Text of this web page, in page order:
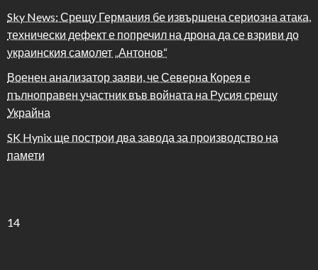
Sky News: Срещу Германия бе извършена сериозна атака,
технически дефект е попречил на дрона да се взриви до
украинския самолет „Антонов“
Военен анализатор заяви, че Северна Корея е
пълноправен участник във войната на Русия срещу
Украйна
SK Hynix ще построи два завода за производство на
памети
14